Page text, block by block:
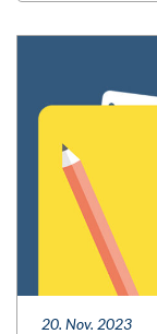
20. Nov. 2023